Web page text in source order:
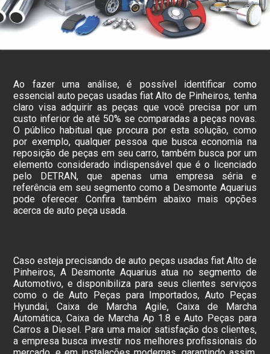
Ao fazer uma análise, é possível identificar como
essencial auto peças usadas fiat Alto de Pinheiros, tenha
claro visa adquirir as peças que você precisa por um
custo inferior de até 50% se comparadas a peças novas.
O público habitual que procura por esta solução, como
por exemplo, qualquer pessoa que busca economia na
reposição de peças em seu carro, também busca por um
elemento considerado indispensável que é o licenciado
pelo DETRAN, que apenas uma empresa séria e
referência em seu segmento como a Desmonte Aquarius
pode oferecer. Confira também abaixo mais opções
acerca de auto peça usada.
Caso esteja precisando de auto peças usadas fiat Alto de
Pinheiros, A Desmonte Aquarius atua no segmento de
Automotivo, e disponibiliza para seus clientes serviços
como o de Auto Peças para Importados, Auto Peças
Hyundai, Caixa de Marcha Agile, Caixa de Marcha
Automática, Caixa de Marcha Ap 1.8 e Auto Peças para
Carros a Diesel. Para uma maior satisfação dos clientes,
a empresa busca investir nos melhores profissionais do